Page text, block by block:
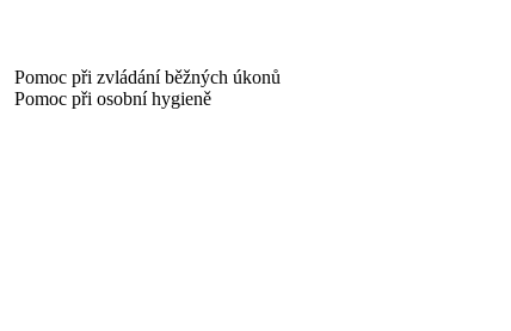
Pomoc při zvládání běžných úkonů
Pomoc při osobní hygieně